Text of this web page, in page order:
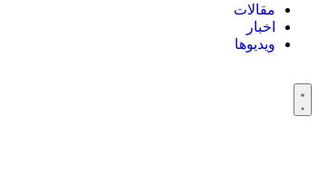
مقالات
اخبار
ویدیوها